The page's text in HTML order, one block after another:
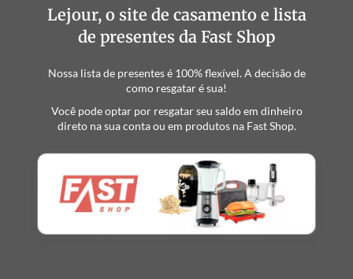
Lejour, o site de casamento e lista
de presentes da Fast Shop
Nossa lista de presentes é 100% flexível. A decisão de
como resgatar é sua!
Você pode optar por resgatar seu saldo em dinheiro
direto na sua conta ou em produtos na Fast Shop.